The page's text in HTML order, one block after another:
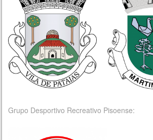
Grupo Desportivo Recreativo Pisoense: